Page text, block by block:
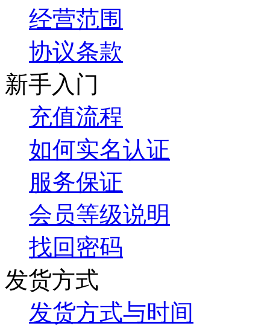
经营范围
协议条款
新手入门
充值流程
如何实名认证
服务保证
会员等级说明
找回密码
发货方式
发货方式与时间